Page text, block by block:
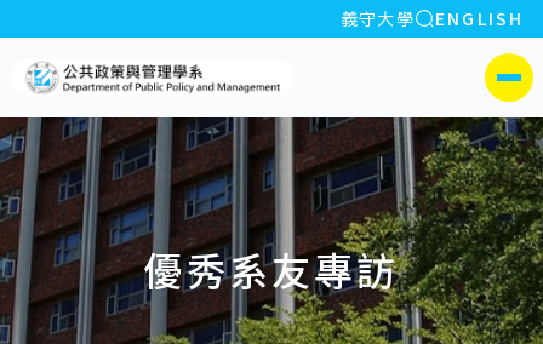
:::
義守大學 全站搜索
ENGLISH
義守大學公共政策與管理學
側選單
優秀系友專訪